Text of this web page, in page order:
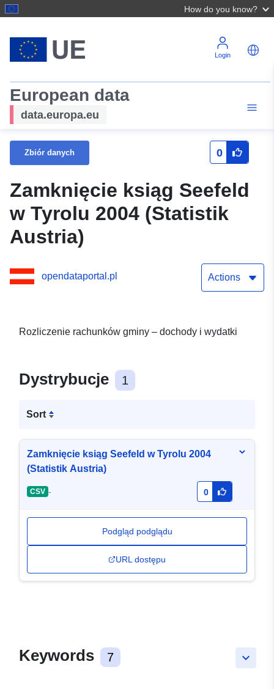
How do you know?
Login
European data
data.europa.eu
Zbiór danych 0
Zamknięcie ksiąg Seefeld
w Tyrolu 2004 (Statistik
Austria)
opendataportal.pl Actions
Rozliczenie rachunków gminy – dochody i wydatki
Dystrybucje 1
Sort
Zamknięcie ksiąg Seefeld w Tyrolu 2004
(Statistik Austria)
CSV - 0
Podgląd podglądu
URL dostępu
keyboard_arrow_down
Keywords 7